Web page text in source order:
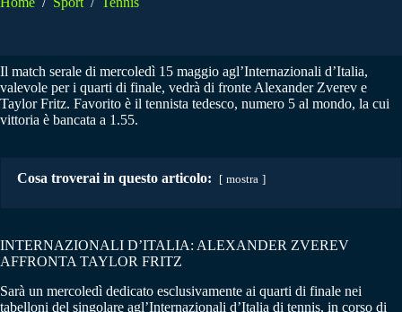
Il match serale di mercoledì 15 maggio agl’Internazionali d’Italia,
valevole per i quarti di finale, vedrà di fronte Alexander Zverev e
Taylor Fritz. Favorito è il tennista tedesco, numero 5 al mondo, la cui
vittoria è bancata a 1.55.
Cosa troverai in questo articolo: mostra
INTERNAZIONALI D’ITALIA: ALEXANDER ZVEREV
AFFRONTA TAYLOR FRITZ
Sarà un mercoledì dedicato esclusivamente ai quarti di finale nei
tabelloni del singolare agl’Internazionali d’Italia di tennis, in corso di